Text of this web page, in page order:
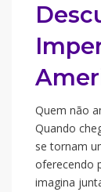
Quem não
Quando
se tornam
oferecendo
imagina